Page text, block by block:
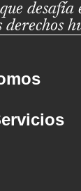
desafía
derechos